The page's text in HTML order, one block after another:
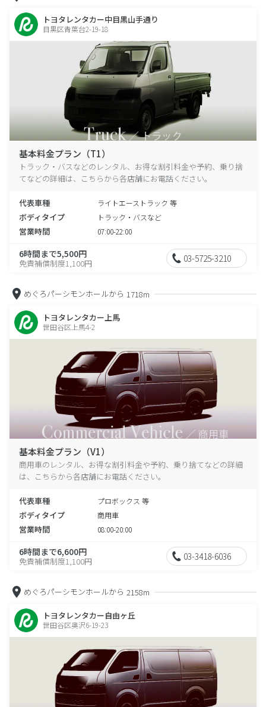
トヨタレンタカー中目黒山手通り
目黒区青葉台2-19-18
基本料金プラン（T1）
トラック・バスなどのレンタル、お得な割引料金や予約、乗り捨
てなどの詳細は、こちらから各店舗にお電話ください。
代表車種 ライトエーストラック 等
ボディタイプ トラック・バスなど
営業時間 07:00-22:00
6時間まで5,500円
免責補償制度1,100円 03-5725-3210
めぐろパーシモンホールから 1718m
トヨタレンタカー上馬
世田谷区上馬4-2
基本料金プラン（V1）
商用車のレンタル、お得な割引料金や予約、乗り捨てなどの詳細
は、こちらから各店舗にお電話ください。
代表車種 プロボックス 等
ボディタイプ 商用車
営業時間 08:00-20:00
6時間まで6,600円
免責補償制度1,100円 03-3418-6036
めぐろパーシモンホールから 2158m
トヨタレンタカー自由ヶ丘
世田谷区奥沢6-19-23